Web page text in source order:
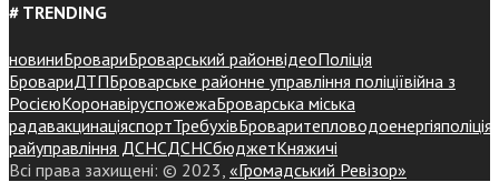
# TRENDING
новиниБровариБроварський районвідеоПоліція
БровариДТПБроварське районне управління поліціївійна з
РосієюКоронавіруспожежаБроварська міська
радавакцинаціяспортТребухівБроваритепловодоенергіяполіція
райуправління ДСНСДСНСбюджетКняжичі
Всі права захищені: © 2023, «Громадський Ревізор»